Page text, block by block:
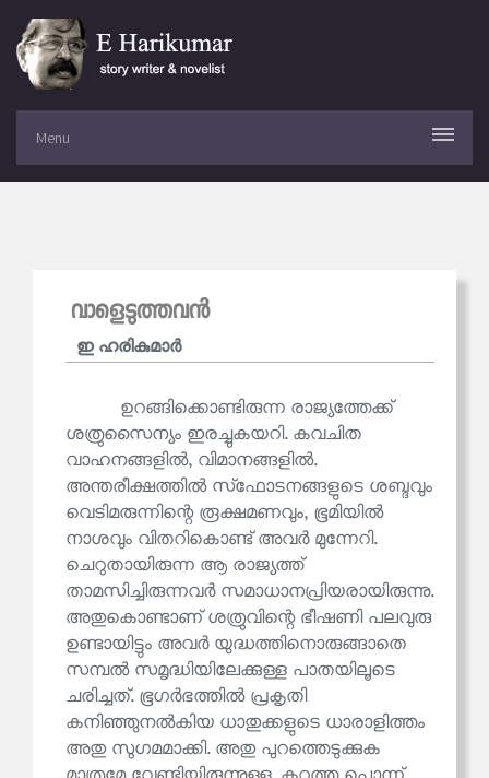
Menu
വാളെടുത്തവൻ
ഇ ഹരികുമാര്‍
ഉറങ്ങിക്കൊണ്ടിരുന്ന രാജ്യത്തേക്ക്
ശത്രുസൈന്യം ഇരച്ചുകയറി. കവചിത
വാഹനങ്ങളിൽ, വിമാനങ്ങളിൽ.
അന്തരീക്ഷത്തിൽ സ്‌ഫോടനങ്ങളുടെ ശബ്ദവും
വെടിമരുന്നിന്റെ രൂക്ഷമണവും, ഭൂമിയിൽ
നാശവും വിതറികൊണ്ട് അവർ മുന്നേറി.
ചെറുതായിരുന്ന ആ രാജ്യത്ത്
താമസിച്ചിരുന്നവർ സമാധാനപ്രിയരായിരുന്നു.
അതുകൊണ്ടാണ് ശത്രുവിന്റെ ഭീഷണി പലവുരു
ഉണ്ടായിട്ടും അവർ യുദ്ധത്തിനൊരുങ്ങാതെ
സമ്പൽ സമൃദ്ധിയിലേക്കുള്ള പാതയിലൂടെ
ചരിച്ചത്. ഭൂഗർഭത്തിൽ പ്രകൃതി
കനിഞ്ഞുനൽകിയ ധാതുക്കളുടെ ധാരാളിത്തം
അതു സുഗമമാക്കി. അതു പുറത്തെടുക്കുക